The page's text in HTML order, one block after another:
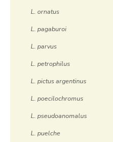
L. ornatus
L. pagaburoi
L. parvus
L. petrophilus
L. pictus argentinus
L. poecilochromus
L. pseudoanomalus
L. puelche